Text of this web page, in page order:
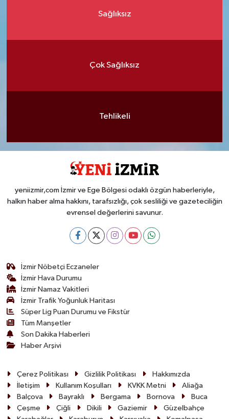
Sağlıksız
Çok Sağlıksız
Tehlikeli
yeniizmir,com İzmir ve Ege Bölgesi odaklı özgün haberleriyle,
halkın haber alma hakkını, tarafsızlığı, çok sesliliği ve gazeteciliğin
evrensel değerlerini savunur.
İzmir Nöbetçi Eczaneler
İzmir Hava Durumu
İzmir Namaz Vakitleri
İzmir Trafik Yoğunluk Haritası
Süper Lig Puan Durumu ve Fikstür
Tüm Manşetler
Son Dakika Haberleri
Haber Arşivi
Çerez Politikası Gizlilik Politikası
Hakkımızda
İletişim
Kullanım Koşulları KVKK Metni
Aliağa
Balçova
Bayraklı Bergama Bornova
Buca
Çeşme
Çiğli Dikili Gaziemir
Güzelbahçe